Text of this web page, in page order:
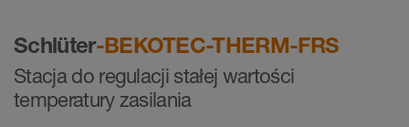
Schlüter-BEKOTEC-THERM-FRS
Stacja do regulacji stałej wartości
temperatury zasilania